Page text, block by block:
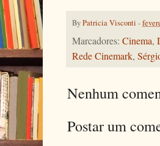
ByPatricia Visconti -
Marcadores: Cinema,
Rede Cinemark,
Nenhum
Postar um